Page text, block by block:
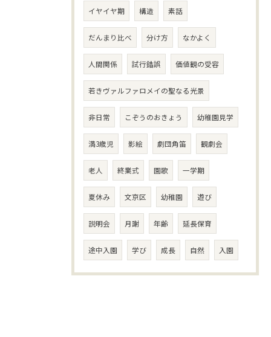
イヤイヤ期 構造 素話
だんまり比べ 分け方 なかよく
人間関係 試行錯誤 価値観の受容
若きヴァルファロメイの聖なる光景
非日常 こぞうのおきょう 幼稚園見学
満3歳児 影絵 劇団角笛 観劇会
老人 終業式 園歌 一学期
夏休み 文京区 幼稚園 遊び
説明会 月謝 年齢 延長保育
途中入園 学び 成長 自然 入園